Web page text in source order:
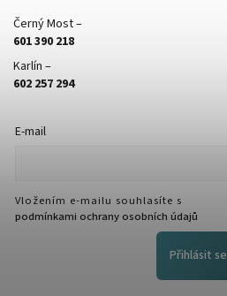
Černý Most –
601 390 218
Karlín –
602 257 294
E-mail
Vložením e-mailu souhlasíte s
podmínkami ochrany osobních údajů
Přihlásit se